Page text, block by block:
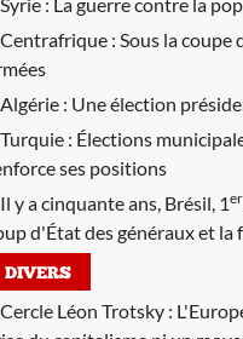
Centrafrique : Sous la coupe
Algérie : Une élection
Turquie : Élections
ses positions
Il y a cinquante ans, Brésil, 1er
d'État des généraux et
DIVERS
Cercle Léon Trotsky :